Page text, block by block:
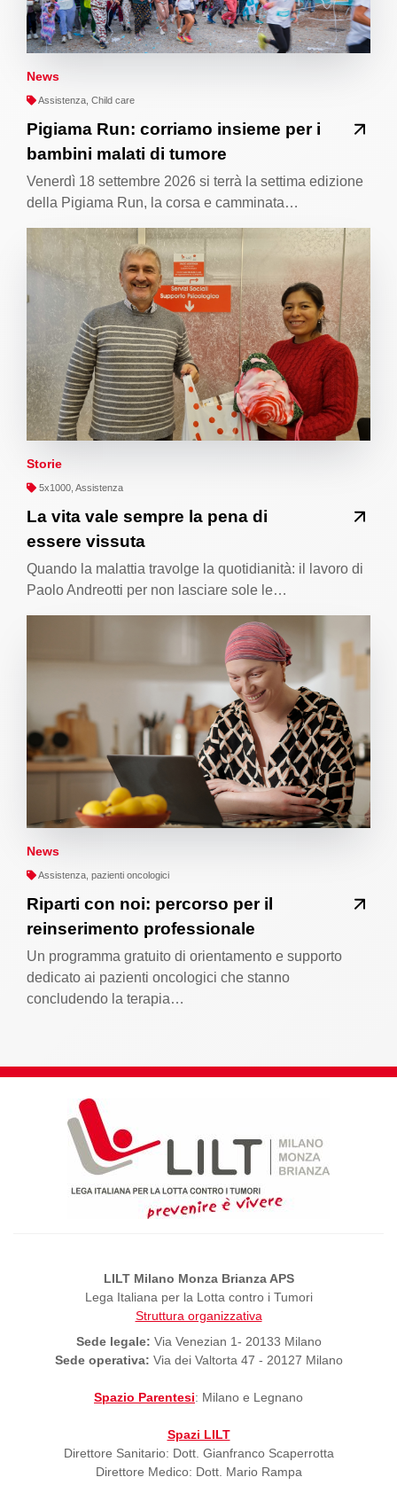
News
Assistenza, Child care
Pigiama Run: corriamo insieme per i
bambini malati di tumore
Venerdì 18 settembre 2026 si terrà la settima edizione
della Pigiama Run, la corsa e camminata…
Storie
5x1000, Assistenza
La vita vale sempre la pena di
essere vissuta
Quando la malattia travolge la quotidianità: il lavoro di
Paolo Andreotti per non lasciare sole le…
News
Assistenza, pazienti oncologici
Riparti con noi: percorso per il
reinserimento professionale
Un programma gratuito di orientamento e supporto
dedicato ai pazienti oncologici che stanno
concludendo la terapia…
LILT Milano Monza Brianza APS
Lega Italiana per la Lotta contro i Tumori
Struttura organizzativa
Sede legale: Via Venezian 1- 20133 Milano
Sede operativa: Via dei Valtorta 47 - 20127 Milano
Spazio Parentesi: Milano e Legnano
Spazi LILT
Direttore Sanitario: Dott. Gianfranco Scaperrotta
Direttore Medico: Dott. Mario Rampa